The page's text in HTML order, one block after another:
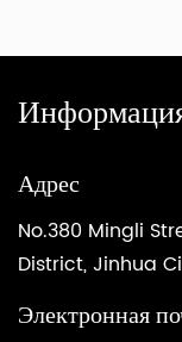
Адрес
No.380 Mingli
District, Jinhua
Электронная